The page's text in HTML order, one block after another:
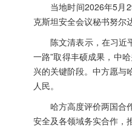
当地时间2026年5月
克斯坦安全会议秘书努尔
陈文清表示，在习近
一路”取得丰硕成果，中
兴的关键阶段。中方愿与
人民。
哈方高度评价两国合
安全及各领域务实合作，